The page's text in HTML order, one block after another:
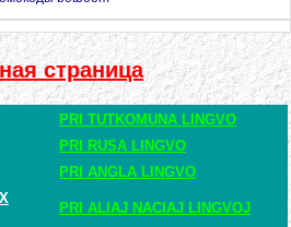
страница
PRI TUTKOMUNA LINGVO
PRI RUSA LINGVO
PRI ANGLA LINGVO
PRI ALIAJ NACIAJ LINGVOJ